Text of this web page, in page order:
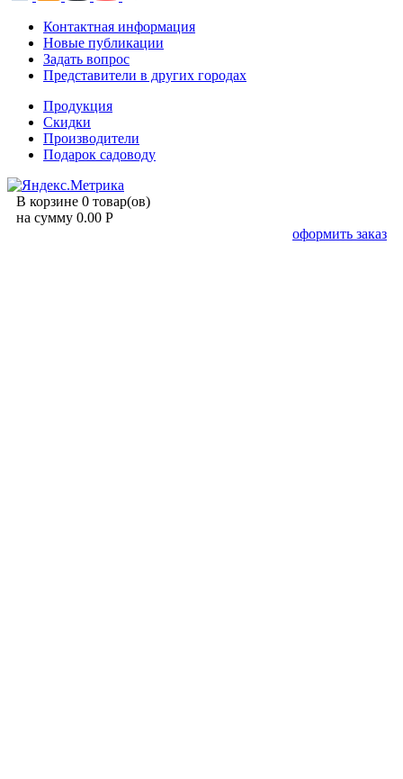
Контактная информация
Новые публикации
Задать вопрос
Представители в других городах
Продукция
Скидки
Производители
Подарок садоводу
В корзине 0 товар(ов)
на сумму 0.00 Р
оформить заказ